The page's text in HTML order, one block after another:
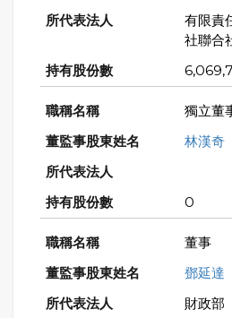
有限責
社聯合
獨立董
林漢奇
0
董事
鄧延達
財政部